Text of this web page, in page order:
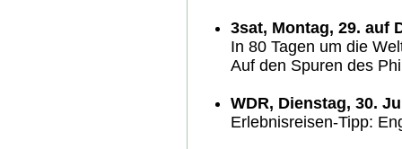
3sat, Montag, 29. auf
In 80 Tagen um die
Auf den Spuren des
WDR, Dienstag, 30.
Erlebnisreisen-Tipp: